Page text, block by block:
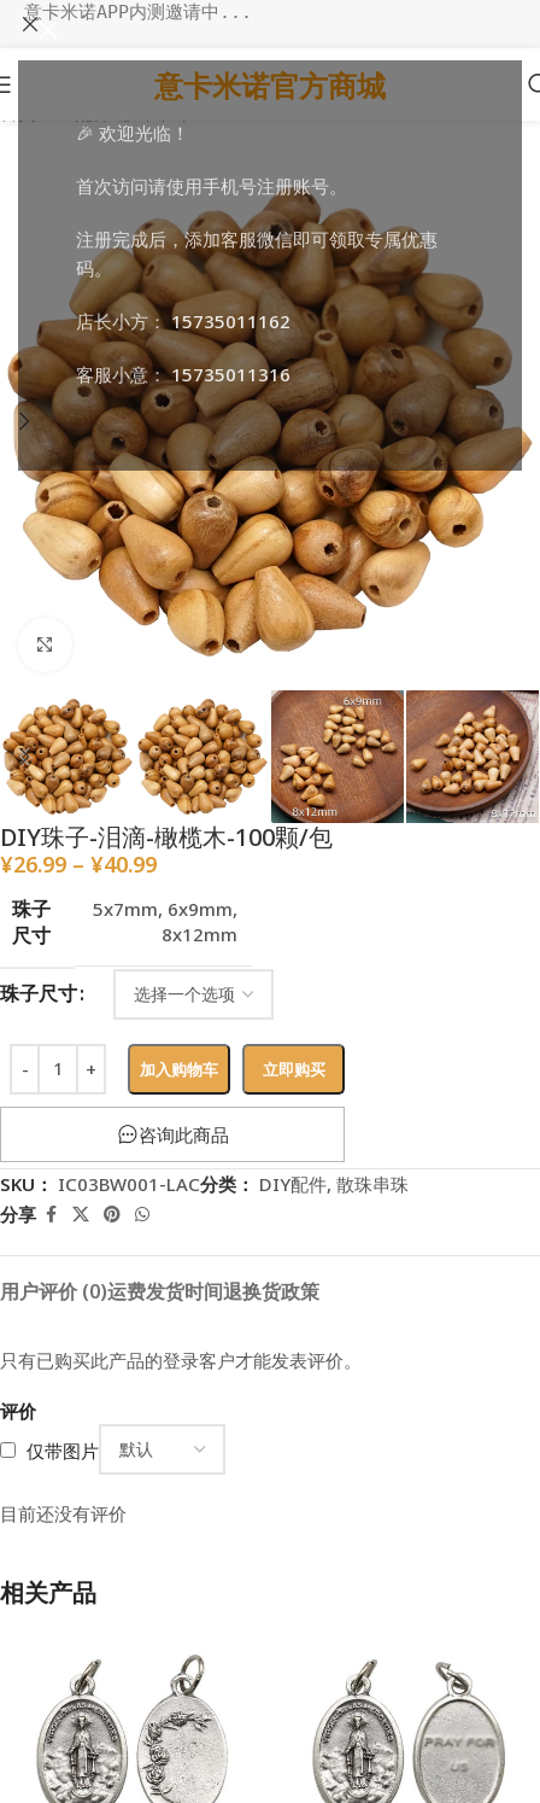
🎉 欢迎光临！
首次访问请使用手机号注册账号。
注册完成后，添加客服微信即可领取专属优惠
码。
店长小方： 15735011162
客服小意：15735011316
意卡米诺APP内测邀请中...
意卡米诺官方商城
DIY珠子-泪滴-橄榄木-100颗/包
¥26.99 – ¥40.99
珠子
尺寸
5x7mm, 6x9mm,
8x12mm
珠子尺寸
加入购物车 立即购买
咨询此商品
SKU： IC03BW001-LAC分类： DIY配件, 散珠串珠
分享
用户评价 (0)运费发货时间退换货政策
评价
仅带图片
目前还没有评价
只有已购买此产品的登录客户才能发表评价。
相关产品